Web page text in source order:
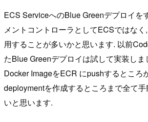
ECS ServiceへのBlue Greenデプロイを
メントコントローラとしてECSではな
用することが多いかと思います. 以前
たBlue Greenデプロイは試して実装しま
Docker ImageをECR にpushするところ
deploymentを作成するところまで全て
いと思います.